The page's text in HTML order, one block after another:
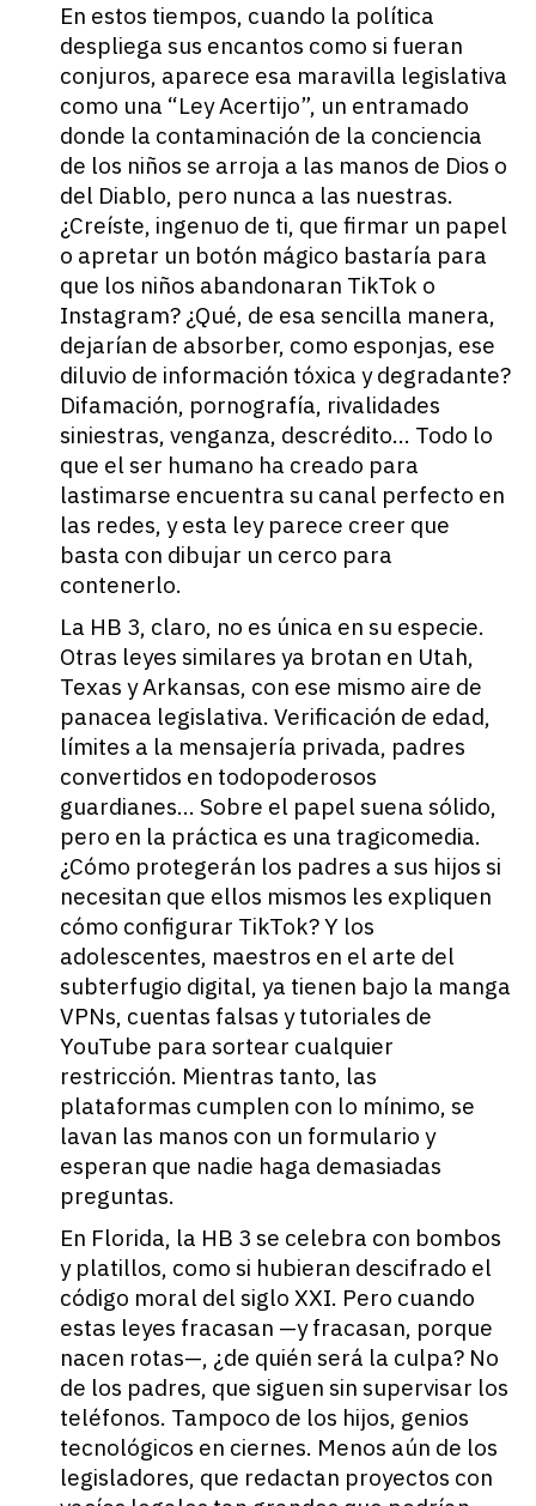
En estos tiempos, cuando la política
despliega sus encantos como si fueran
conjuros, aparece esa maravilla legislativa
como una “Ley Acertijo”, un entramado
donde la contaminación de la conciencia
de los niños se arroja a las manos de Dios o
del Diablo, pero nunca a las nuestras.
¿Creíste, ingenuo de ti, que firmar un papel
o apretar un botón mágico bastaría para
que los niños abandonaran TikTok o
Instagram? ¿Qué, de esa sencilla manera,
dejarían de absorber, como esponjas, ese
diluvio de información tóxica y degradante?
Difamación, pornografía, rivalidades
siniestras, venganza, descrédito… Todo lo
que el ser humano ha creado para
lastimarse encuentra su canal perfecto en
las redes, y esta ley parece creer que
basta con dibujar un cerco para
contenerlo.
La HB 3, claro, no es única en su especie.
Otras leyes similares ya brotan en Utah,
Texas y Arkansas, con ese mismo aire de
panacea legislativa. Verificación de edad,
límites a la mensajería privada, padres
convertidos en todopoderosos
guardianes… Sobre el papel suena sólido,
pero en la práctica es una tragicomedia.
¿Cómo protegerán los padres a sus hijos si
necesitan que ellos mismos les expliquen
cómo configurar TikTok? Y los
adolescentes, maestros en el arte del
subterfugio digital, ya tienen bajo la manga
VPNs, cuentas falsas y tutoriales de
YouTube para sortear cualquier
restricción. Mientras tanto, las
plataformas cumplen con lo mínimo, se
lavan las manos con un formulario y
esperan que nadie haga demasiadas
preguntas.
En Florida, la HB 3 se celebra con bombos
y platillos, como si hubieran descifrado el
código moral del siglo XXI. Pero cuando
estas leyes fracasan —y fracasan, porque
nacen rotas—, ¿de quién será la culpa? No
de los padres, que siguen sin supervisar los
teléfonos. Tampoco de los hijos, genios
tecnológicos en ciernes. Menos aún de los
legisladores, que redactan proyectos con